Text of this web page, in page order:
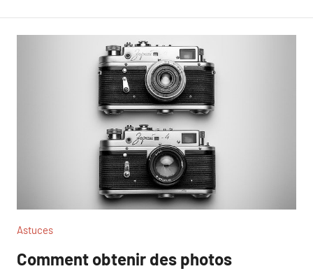
huard
Astuces
Comment obtenir des photos